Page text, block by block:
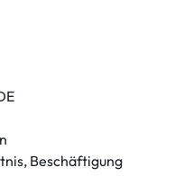
Beschäftigung